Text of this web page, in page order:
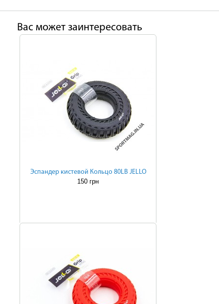
Ваc может заинтересовать
Эспандер кистевой Кольцо 80LB JELLO
150 грн